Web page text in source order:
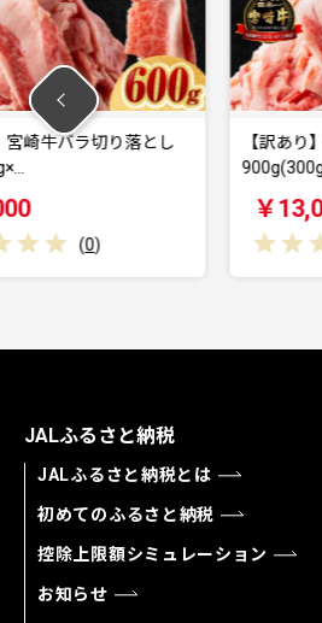
落とし
【訳あり】宮崎牛バラ
(0)
JALふるさと納税
JALふるさと納税とは
初めてのふるさと納税
控除上限額シミュレーション
お知らせ